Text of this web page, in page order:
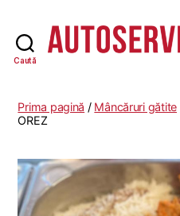
Caută
Prima pagină / Mâncăruri gătite
OREZ